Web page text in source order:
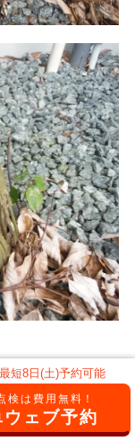
要性
短8日(土)予約可能
検は費用無料！
ウェブ予約